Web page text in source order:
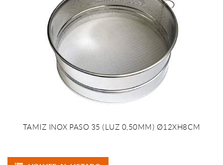
TAMIZ INOX PASO 35 (LUZ 0,50MM) Ø12XH8CM